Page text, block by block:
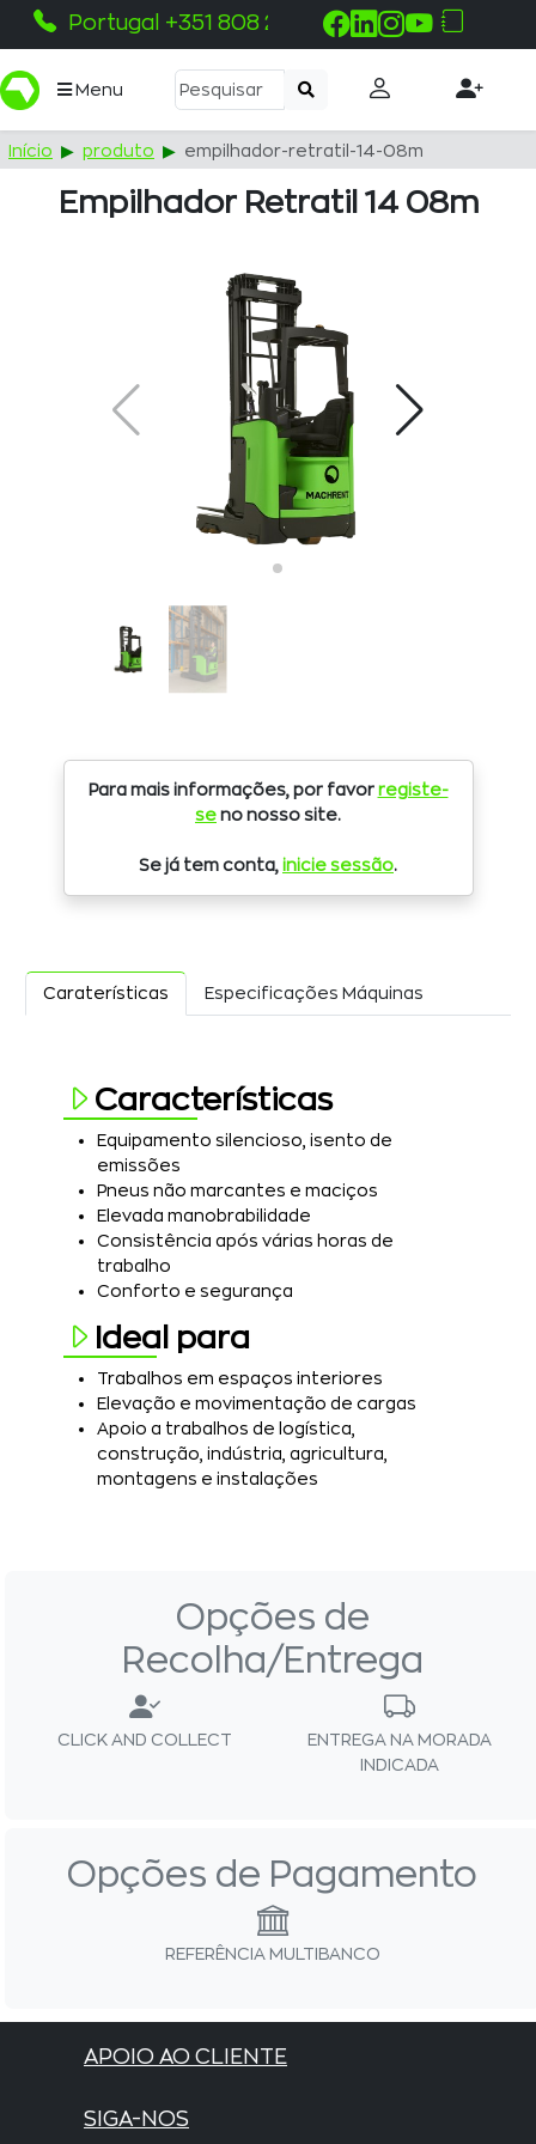
Portugal +351 808 215 115
Menu
Início produto empilhador-retratil-14-08m
Empilhador Retratil 14 08m
Para mais informações, por favor registe-
se no nosso site.
Se já tem conta, inicie sessão.
Caraterísticas Especificações Máquinas
Características
Equipamento silencioso, isento de
emissões
Pneus não marcantes e maciços
Elevada manobrabilidade
Consistência após várias horas de
trabalho
Conforto e segurança
Ideal para
Trabalhos em espaços interiores
Elevação e movimentação de cargas
Apoio a trabalhos de logística,
construção, indústria, agricultura,
montagens e instalações
Opções de
Recolha/Entrega
CLICK AND COLLECT
ENTREGA NA MORADA
INDICADA
Opções de Pagamento
REFERÊNCIA MULTIBANCO
APOIO AO CLIENTE
SIGA-NOS